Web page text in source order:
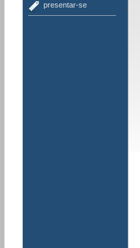
presentar-se